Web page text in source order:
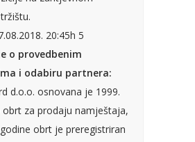
20:45h 5
o provedbenim
i odabiru partnera:
d.o.o. osnovana je 1999.
obrt za prodaju namještaja,
obrt je preregistriran